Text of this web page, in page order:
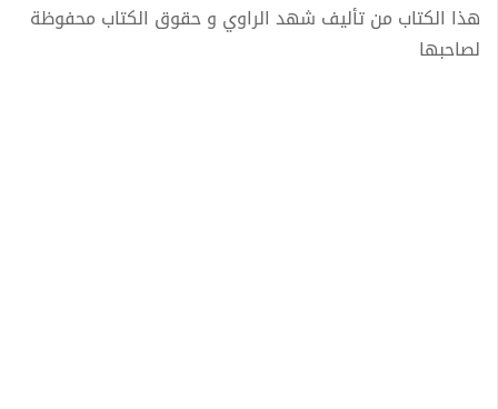
هذا الكتاب من تأليف شهد الراوي و حقوق الكتاب محفوظة
لصاحبها